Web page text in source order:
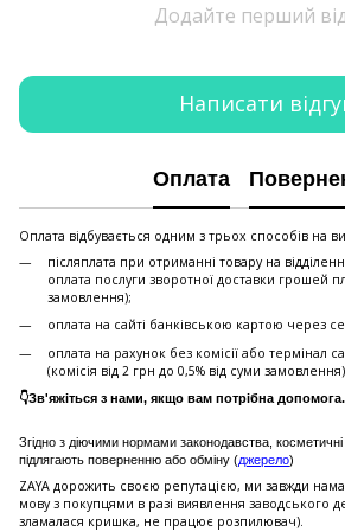
Додайте перший
Написати
Оплата
Оплата відбувається одним з трьох способів на
післяплата при отриманні товару на
оплата послуги зворотної доставки грошей
замовлення);
оплата на сайті банківською картою через
оплата на рахунок без комісії або термінал
(комісія від 2 грн до 0,5% від суми замовлення).
👇Зв'яжіться з нами, якщо вам потрібна допомога.
Згідно з діючими нормами законодавства, косметичні
підлягають поверненню або обміну (джерело)
ZAYA дорожить своєю репутацією, ми завжди
мову з покупцями в разі виявлення заводського
зламалася кришка, не працює розпилювач).